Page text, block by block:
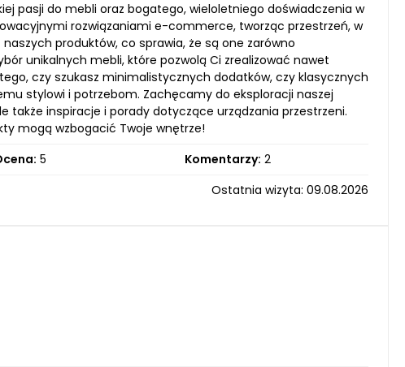
pasji do mebli oraz bogatego, wieloletniego doświadczenia w
rozwiązaniami e-commerce, tworząc przestrzeń, w
produktów, co sprawia, że są one zarówno
unikalnych mebli, które pozwolą Ci zrealizować nawet
czy szukasz minimalistycznych dodatków, czy klasycznych
stylowi i potrzebom. Zachęcamy do eksploracji naszej
inspiracje i porady dotyczące urządzania przestrzeni.
mogą wzbogacić Twoje wnętrze!
5 Komentarzy: 2
Ostatnia wizyta: 09.08.2026